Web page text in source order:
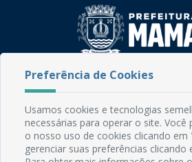
Rua do Imperador, 78, Centro
CEP: 58.280-000 - Mamanguape/
Fone: (83) 3292-2246
Email:
Expediente: Segunda à Sexta, das
Preferência de Cookies
Usamos cookies e tecnologias
necessárias para operar o site.
o nosso uso de cookies clicando em
gerenciar suas preferências clicando